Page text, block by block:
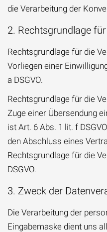
die Verarbeitung der
2. Rechtsgrundlage
Rechtsgrundlage für die
Vorliegen einer
a DSGVO.
Rechtsgrundlage für die
Zuge einer Übersendung
ist Art. 6 Abs. 1 lit. f
den Abschluss eines
Rechtsgrundlage für die
DSGVO.
3. Zweck der
Die Verarbeitung der
Eingabemaske dient uns